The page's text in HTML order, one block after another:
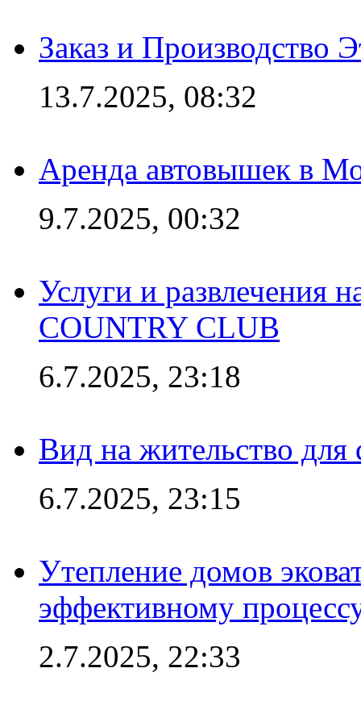
Заказ и Производство
13.7.2025, 08:32
Аренда автовышек в
9.7.2025, 00:32
Услуги и развлечения
COUNTRY CLUB
6.7.2025, 23:18
Вид на жительство
6.7.2025, 23:15
Утепление домов
эффективному
2.7.2025, 22:33